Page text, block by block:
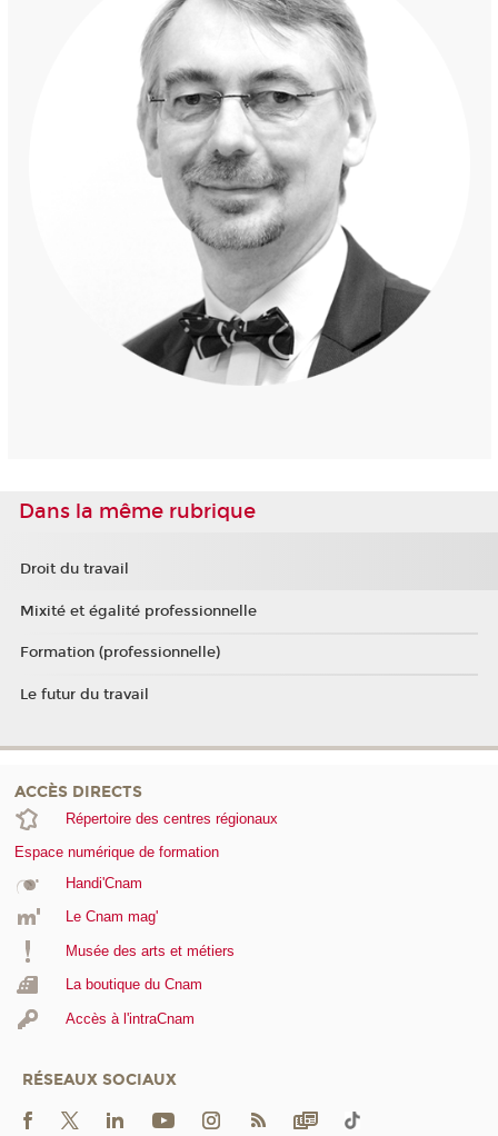
Dans la même rubrique
Droit du travail
Mixité et égalité professionnelle
Formation (professionnelle)
Le futur du travail
ACCÈS DIRECTS
Répertoire des centres régionaux
Espace numérique de formation
Handi'Cnam
Le Cnam mag'
Musée des arts et métiers
La boutique du Cnam
Accès à l'intraCnam
RÉSEAUX SOCIAUX